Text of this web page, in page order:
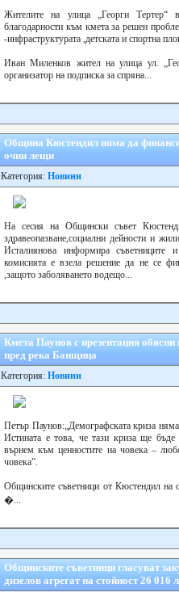
Жителите на улица „Георги Тертер“
благодарности към кмета за решен
-инфраструктурата ,детската и спортна
Иван Миленков жител на улица ул.
организатор на подписка за спряна...
Община Кюстендил няма да
очни лещи
Категория: Новини
На сесия на Общински съвет
здравеопазване,социални дейности и
Исталиянова информира съветниците
комисията е взела решение да не се
,защото заболяването водещо...
Кмета Паунов с презентация обясни
пред река Банщица
Категория: Новини
Петър Паунов:„Демографската криза
Истината е това, че тази криза ще бъде
върнем към ценностите на човека –
човека”.
Общинските съветници от Кюстендил на
�...
Общинските съветници гласуват
дизелов агрегат на стойност 26 016